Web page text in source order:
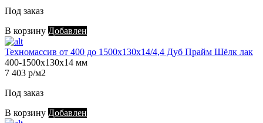
Под заказ
В корзину Добавлен
Техномассив от 400 до 1500х130х14/4,4 Дуб Прайм Шёлк лак
400-1500х130х14 мм
7 403 р/м2
Под заказ
В корзину Добавлен